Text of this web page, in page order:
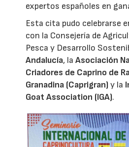
expertos españoles en
Esta cita pudo celebrarse
con la Consejería de
Pesca y Desarrollo
Andalucía, laAsociación
Criadores de Caprino de
Granadina (Caprigran)y la
Goat Association (IGA).